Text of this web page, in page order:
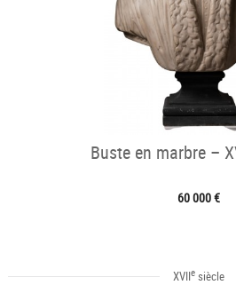
Buste en marbre –
60 000 €
XVIIesiècle